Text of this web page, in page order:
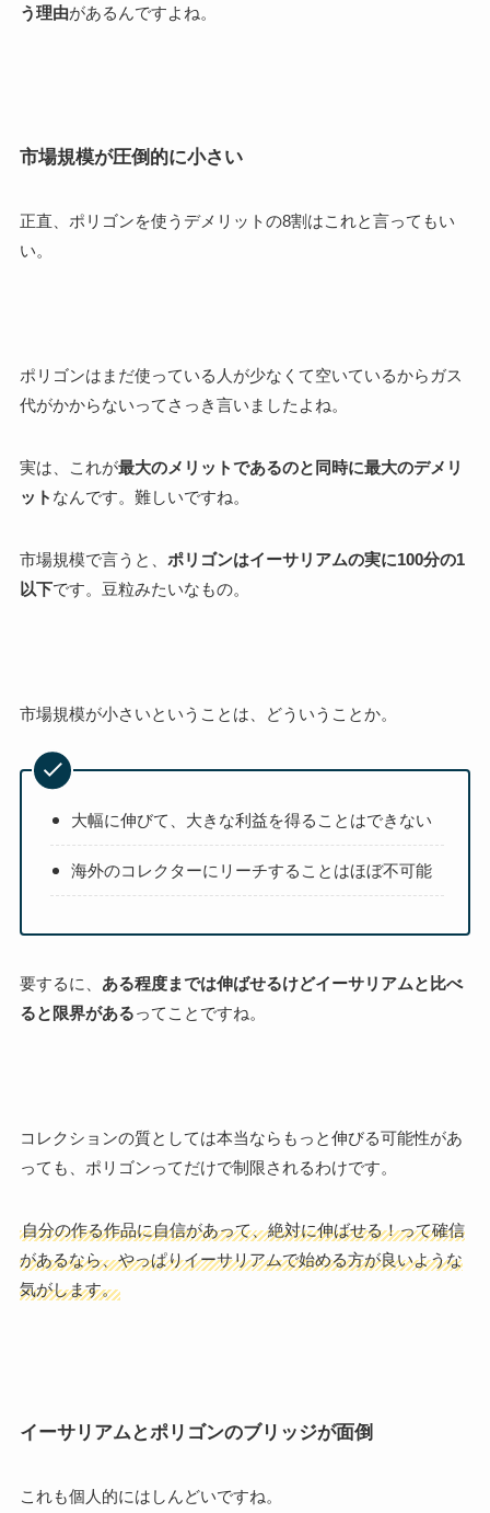
う理由があるんですよね。
市場規模が圧倒的に小さい
正直、ポリゴンを使うデメリットの8割はこれと言ってもい
い。
ポリゴンはまだ使っている人が少なくて空いているからガス
代がかからないってさっき言いましたよね。
実は、これが最大のメリットであるのと同時に最大のデメリ
ット なんです。難しいですね。
市場規模で言うと、 ポリゴンはイーサリアムの実に100分の1
以下です。豆粒みたいなもの。
市場規模が小さいということは、どういうことか。
大幅に伸びて、大きな利益を得ることはできない
海外のコレクターにリーチすることはほぼ不可能
要するに、 ある程度までは伸ばせるけどイーサリアムと比べ
ると限界があるってことですね。
コレクションの質としては本当ならもっと伸びる可能性があ
っても、ポリゴンってだけで制限されるわけです。
自分の作る作品に自信があって、絶対に伸ばせる！って確信
があるなら、やっぱりイーサリアムで始める方が良いような
気がします。
イーサリアムとポリゴンのブリッジが面倒
これも個人的にはしんどいですね。